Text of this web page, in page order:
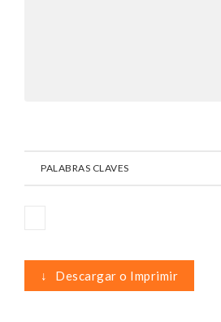
PALABRAS CLAVES
↓ Descargar o Imprimir